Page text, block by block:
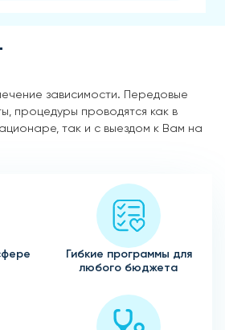
зависимости. Передовые
процедуры проводятся как в
так и с выездом к Вам на
Гибкие программы для
любого бюджета